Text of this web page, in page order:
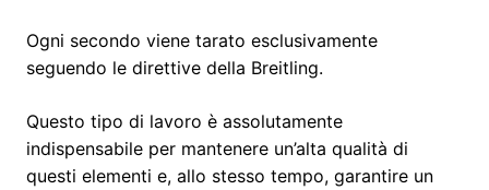
Ogni secondo viene tarato esclusivamente
seguendo le direttive della Breitling.
Questo tipo di lavoro è assolutamente
indispensabile per mantenere un’alta qualità di
questi elementi e, allo stesso tempo, garantire un